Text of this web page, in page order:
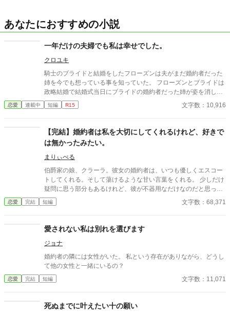
あなたにおすすめの小説
一年だけの夫婦でも私は幸せでした。
クロユキ
騎士のブライドと結婚をしたフローズンは夫がまだ婚約者だった
姉を今でも想っている事を知っていた。 フローズンとブライドは
政略結婚で結婚式当日にブライドの婚約者だった姉が姿を消して
しまった。 フローズンは姉が戻るまでの一年の夫婦の生活が始ま
った。 更新が不定期です。誤字脱字がありますが宜しくお願いし
恋愛 連載中 短編 R15 文字数：10,916
【完結】婚約者は私を大切にしてくれるけれど、好きで
は無かったみたい。
まりぃべる
伯爵家の娘、クラーラ。彼女の婚約者は、いつも優しくエスコー
トしてくれる。そして蕩けるような甘い言葉をくれる。 少しだけ
疑問に思う部分もあるけれど、彼が不器用なだけなのだと思って
いた。 そんな甘い言葉に騙されて、きっと幸せな結婚生活が送れ
ると思ったのに、それは偽りだった……。 そんな人と結婚生活を
人生を変える人にも出会い、学院生活を送りながら新しい一歩を
踏み出していくお話。 ☆※感想頂いたからからのご指摘により、
この一文を追加します。 王道（？）の、世間にありふれたお話と
は多分一味違います。 王道のお話がいい方は、引っ掛かるご様子
ですので、申し訳ありませんが引き返して下さいませ。 ☆現実に
が、作者の世界観の為、現実世界とは少し異なります。 作者の、
ますが、万が一分かって下さった方がいましたら嬉しいです。
恋愛 完結 短編 文字数：68,371
愛されない私は別れを選びます
ジョナ
婚約者の隣には女性がいた。 私という存在がありながら、どうし
て他の女性と一緒にいるの？
恋愛 完結 短編 文字数：11,071
死ぬまでに叶えたい十の願い